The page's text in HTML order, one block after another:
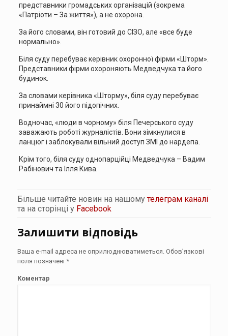
представники громадських організацій (зокрема
«Патріоти – За життя»), а не охорона.
За його словами, він готовий до СІЗО, але «все буде
нормально».
Біля суду перебуває керівник охоронної фірми «Шторм».
Представники фірми охороняють Медведчука та його
будинок.
За словами керівника «Шторму», біля суду перебуває
принаймні 30 його підопічних.
Водночас, «люди в чорному» біля Печерського суду
заважають роботі журналістів. Вони зімкнулися в
ланцюг і заблокували вільний доступ ЗМІ до нардепа.
Крім того, біля суду однопарційці Медведчука – Вадим
Рабінович та Ілля Кива.
Більше читайте новин на нашомутелеграм каналі
та на сторінці у Facebook
Залишити відповідь
Ваша e-mail адреса не оприлюднюватиметься. Обов’язкові
поля позначені *
Коментар